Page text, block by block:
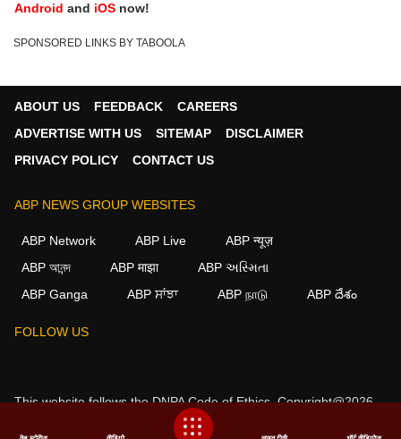
Android and iOS now!
SPONSORED LINKS BY TABOOLA
ABOUT US FEEDBACK
CAREERS
ADVERTISE WITH US
SITEMAP
DISCLAIMER
PRIVACY POLICY
CONTACT US
ABP NEWS GROUP WEBSITES
ABP Network ABP Live
ABP न्यूज़
ABP আনন্দ
ABP माझा
ABP અસ્મિતા
ABP Ganga
ABP ਸਾਂਝਾ ABP நாடு ABP దేశం
FOLLOW US
This website follows theDNPA Code of Ethics.Copyright@2026.